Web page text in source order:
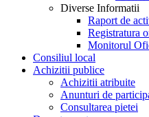
Diverse Informatii
Raport de
Registratura
Monitorul
Consiliul local
Achizitii publice
Achizitii atribuite
Anunturi de
Consultarea pietei